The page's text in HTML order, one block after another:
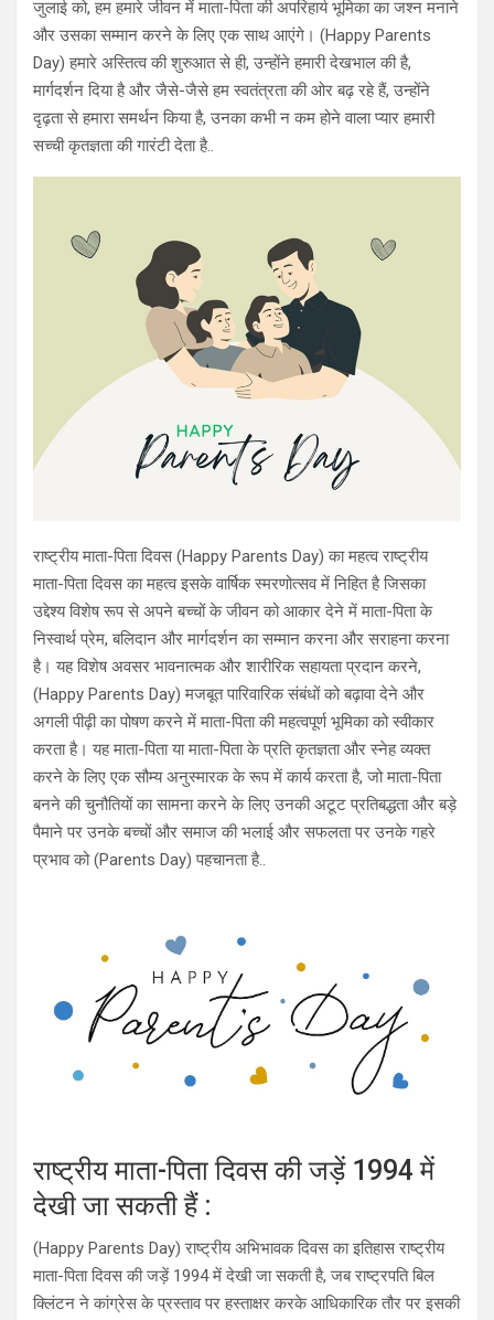
जुलाई को, हम हमारे जीवन में माता-पिता की अपरिहार्य भूमिका का जश्न मनाने
और उसका सम्मान करने के लिए एक साथ आएंगे। (Happy Parents
Day) हमारे अस्तित्व की शुरुआत से ही, उन्होंने हमारी देखभाल की है,
मार्गदर्शन दिया है और जैसे-जैसे हम स्वतंत्रता की ओर बढ़ रहे हैं, उन्होंने
दृढ़ता से हमारा समर्थन किया है, उनका कभी न कम होने वाला प्यार हमारी
सच्ची कृतज्ञता की गारंटी देता है..
राष्ट्रीय माता-पिता दिवस (Happy Parents Day) का महत्व राष्ट्रीय
माता-पिता दिवस का महत्व इसके वार्षिक स्मरणोत्सव में निहित है जिसका
उद्देश्य विशेष रूप से अपने बच्चों के जीवन को आकार देने में माता-पिता के
निस्वार्थ प्रेम, बलिदान और मार्गदर्शन का सम्मान करना और सराहना करना
है। यह विशेष अवसर भावनात्मक और शारीरिक सहायता प्रदान करने,
(Happy Parents Day) मजबूत पारिवारिक संबंधों को बढ़ावा देने और
अगली पीढ़ी का पोषण करने में माता-पिता की महत्वपूर्ण भूमिका को स्वीकार
करता है। यह माता-पिता या माता-पिता के प्रति कृतज्ञता और स्नेह व्यक्त
करने के लिए एक सौम्य अनुस्मारक के रूप में कार्य करता है, जो माता-पिता
बनने की चुनौतियों का सामना करने के लिए उनकी अटूट प्रतिबद्धता और बड़े
पैमाने पर उनके बच्चों और समाज की भलाई और सफलता पर उनके गहरे
प्रभाव को (Parents Day) पहचानता है..
राष्ट्रीय माता-पिता दिवस की जड़ें 1994 में
देखी जा सकती हैं :
(Happy Parents Day) राष्ट्रीय अभिभावक दिवस का इतिहास राष्ट्रीय
माता-पिता दिवस की जड़ें 1994 में देखी जा सकती है, जब राष्ट्रपति बिल
क्लिंटन ने कांग्रेस के प्रस्ताव पर हस्ताक्षर करके आधिकारिक तौर पर इसकी